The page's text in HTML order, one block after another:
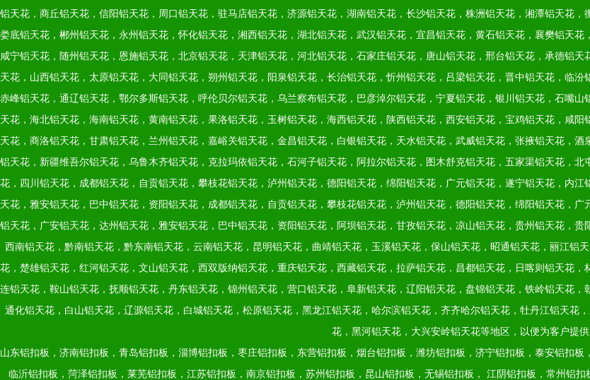
铝天花，商丘铝天花，信阳铝天花，周口铝天花，驻马店铝天花，济源铝天花，湖南铝天花，长沙铝天花，株洲铝天花，湘潭铝天花
娄底铝天花，郴州铝天花，永州铝天花，怀化铝天花，湘西铝天花，湖北铝天花，武汉铝天花，宜昌铝天花，黄石铝天花，襄樊铝天
咸宁铝天花，随州铝天花，恩施铝天花，北京铝天花，天津铝天花，河北铝天花，石家庄铝天花，唐山铝天花，邢台铝天花，承德铝
天花，山西铝天花，太原铝天花，大同铝天花，朔州铝天花，阳泉铝天花，长治铝天花，忻州铝天花，吕梁铝天花，晋中铝天花，临
赤峰铝天花，通辽铝天花，鄂尔多斯铝天花，呼伦贝尔铝天花，乌兰察布铝天花，巴彦淖尔铝天花，宁夏铝天花，银川铝天花，石嘴
天花，海北铝天花，海南铝天花，黄南铝天花，果洛铝天花，玉树铝天花，海西铝天花，陕西铝天花，西安铝天花，宝鸡铝天花，咸
天花，商洛铝天花，甘肃铝天花，兰州铝天花，嘉峪关铝天花，金昌铝天花，白银铝天花，天水铝天花，武威铝天花，张掖铝天花，
铝天花，新疆维吾尔铝天花，乌鲁木齐铝天花，克拉玛依铝天花，石河子铝天花，阿拉尔铝天花，图木舒克铝天花，五家渠铝天花，
花，四川铝天花，成都铝天花，自贡铝天花，攀枝花铝天花，泸州铝天花，德阳铝天花，绵阳铝天花，广元铝天花，遂宁铝天花，内
天花，雅安铝天花，巴中铝天花，资阳铝天花，成都铝天花，自贡铝天花，攀枝花铝天花，泸州铝天花，德阳铝天花，绵阳铝天花，
铝天花，广安铝天花，达州铝天花，雅安铝天花，巴中铝天花，资阳铝天花，阿坝铝天花，甘孜铝天花，凉山铝天花，贵州铝天花，
西南铝天花，黔南铝天花，黔东南铝天花，云南铝天花，昆明铝天花，曲靖铝天花，玉溪铝天花，保山铝天花，昭通铝天花，丽江铝
花，楚雄铝天花，红河铝天花，文山铝天花，西双版纳铝天花，重庆铝天花，西藏铝天花，拉萨铝天花，昌都铝天花，日喀则铝天花
连铝天花，鞍山铝天花，抚顺铝天花，丹东铝天花，锦州铝天花，营口铝天花，阜新铝天花，辽阳铝天花，盘锦铝天花，铁岭铝天花
通化铝天花，白山铝天花，辽源铝天花，白城铝天花，松原铝天花，黑龙江铝天花，哈尔滨铝天花，齐齐哈尔铝天花，牡丹江铝天花
花，黑河铝天花，大兴安岭铝天花等地区，以便为客户提供
山东铝扣板，济南铝扣板，青岛铝扣板，淄博铝扣板，枣庄铝扣板，东营铝扣板，烟台铝扣板，潍坊铝扣板，济宁铝扣板，泰安铝扣
临沂铝扣板，菏泽铝扣板，莱芜铝扣板，江苏铝扣板，南京铝扣板，苏州铝扣板，昆山铝扣板，无锡铝扣板，
江阴铝扣板，常州铝扣